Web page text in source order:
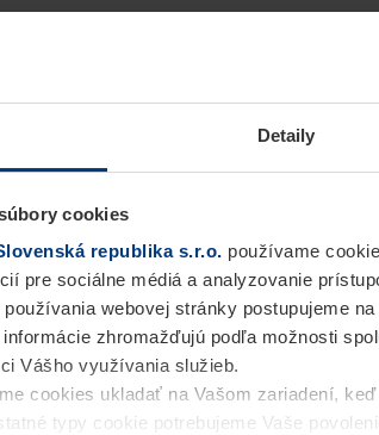
Detaily
cookies
republika s.r.o. používame
pre sociálne médiá a analyzovanie
webovej stránky postupujeme
zhromažďujú podľa možnosti
Vášho využívania služieb.
cookies ukladať na Vašom zariadení,
typy cookie potrebujeme Vaše